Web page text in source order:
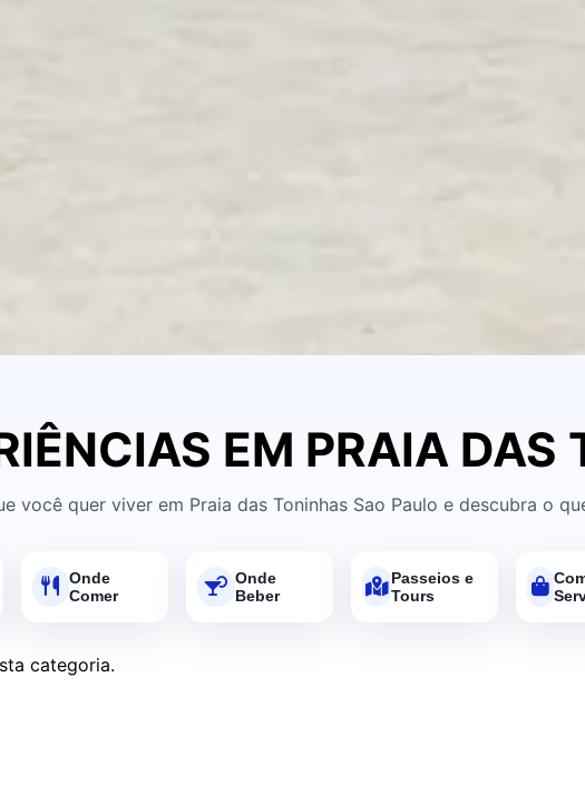
EM PRAIA DAS
você quer viver em Praia das Toninhas Sao Paulo e descubra o
Onde
Comer
Onde
Beber
Passeios e
Tours
categoria.